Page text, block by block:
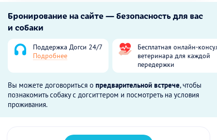
Бронирование на сайте — безопасность для вас
и собаки
Поддержка Догси 24/7
Подробнее
Бесплатная онлайн-
ветеринара для каждой
передержки
Вы можете договориться о предварительной встрече, чтобы
познакомить собаку с догситтером и посмотреть на условия
проживания.